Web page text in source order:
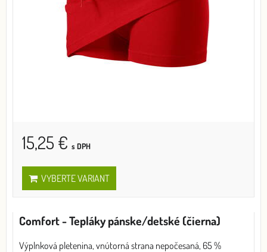
15,25 € s DPH
VYBERTE VARIANT
Comfort - Tepláky pánske/detské (čierna)
Výplnková pletenina, vnútorná strana nepočesaná, 65 %